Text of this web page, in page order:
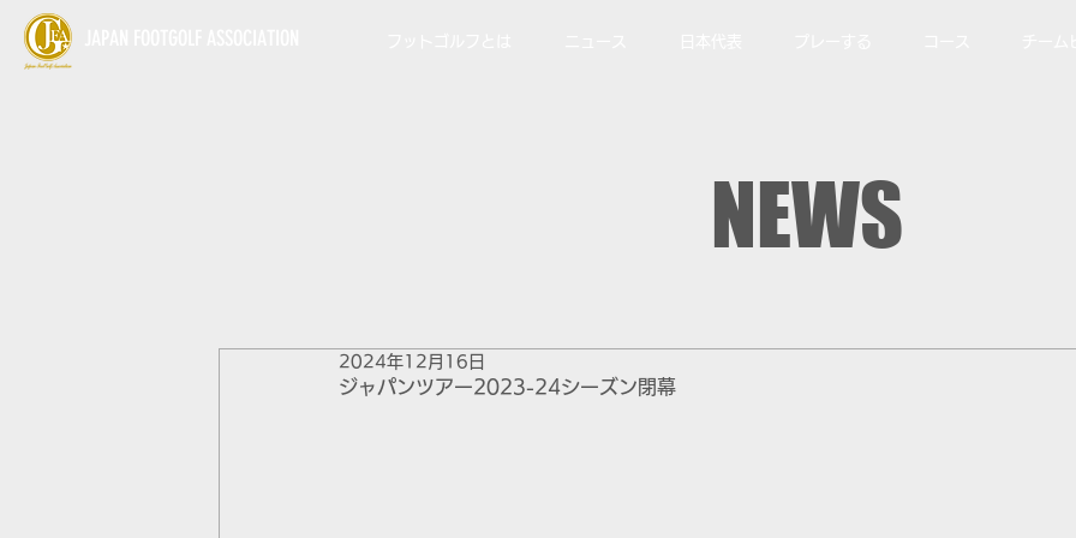
NEWS
ジャパンツアー2023-24シーズン閉幕
2024年12月16日